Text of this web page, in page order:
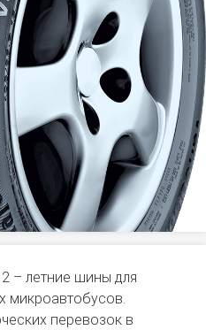
– летние шины для
микроавтобусов.
перевозок в